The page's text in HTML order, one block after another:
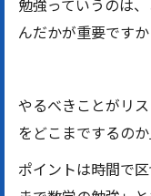
勉強っていうのは
んだかが重要ですか
やるべきことがリ
をどこまでするの
ポイントは時間で